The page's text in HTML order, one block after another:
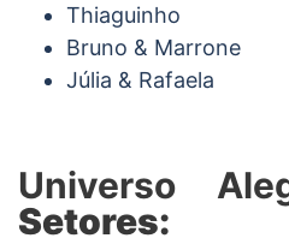
Thiaguinho
Bruno & Marrone
Júlia & Rafaela
Universo
Setores: